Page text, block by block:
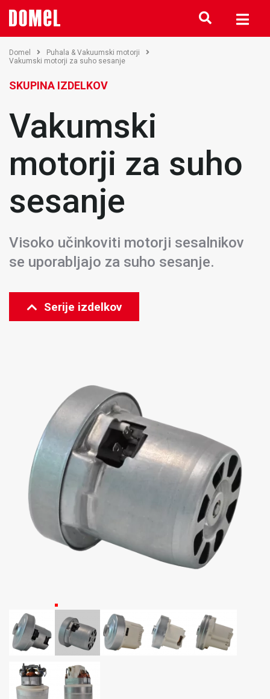
Domel
Puhala & Vakuumski motorji
Vakumski motorji za suho sesanje
SKUPINA IZDELKOV
Vakumski
motorji za suho
sesanje
Visoko učinkoviti motorji sesalnikov
se uporabljajo za suho sesanje.
Serije izdelkov